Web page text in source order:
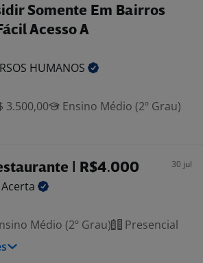
Somente Em Bairros
Acesso A
HUMANOS
3.500,00
Ensino Médio (2º Grau)
| R$4.000 30 jul
Acerta
Médio (2º Grau)
Presencial